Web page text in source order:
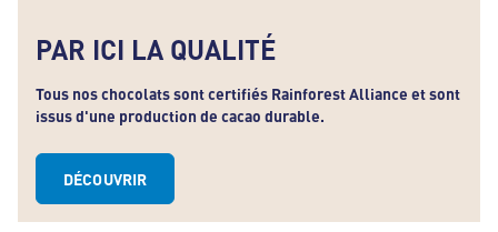
PAR ICI LA QUALITÉ
Tous nos chocolats sont certifiés Rainforest Alliance et sont
issus d'une production de cacao durable.
DÉCOUVRIR